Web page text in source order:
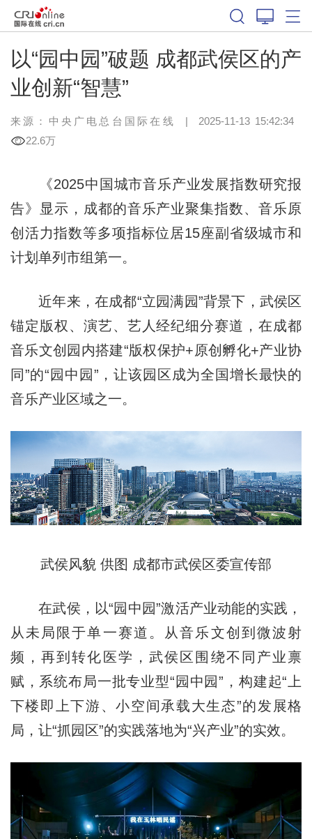
以“园中园”破题 成都武侯区的产
业创新“智慧”
来源：中央广电总台国际在线 | 2025-11-13 15:42:34
22.6万
《2025中国城市音乐产业发展指数研究报
告》显示，成都的音乐产业聚集指数、音乐原
创活力指数等多项指标位居15座副省级城市和
计划单列市组第一。
近年来，在成都“立园满园”背景下，武侯区
锚定版权、演艺、艺人经纪细分赛道，在成都
音乐文创园内搭建“版权保护+原创孵化+产业协
同”的“园中园”，让该园区成为全国增长最快的
音乐产业区域之一。
武侯风貌 供图 成都市武侯区委宣传部
在武侯，以“园中园”激活产业动能的实践，
从未局限于单一赛道。从音乐文创到微波射
频，再到转化医学，武侯区围绕不同产业禀
赋，系统布局一批专业型“园中园”，构建起“上
下楼即上下游、小空间承载大生态”的发展格
局，让“抓园区”的实践落地为“兴产业”的实效。